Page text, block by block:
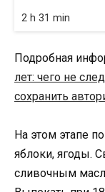
2 h 31 min
Подробная
лет: чего не
сохранить
На этом этапе
яблоки, ягоды.
сливочным